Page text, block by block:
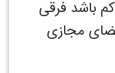
باشد فرقی
مجازی